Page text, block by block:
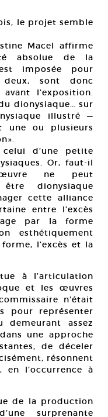
le projet semble
Macel affirme
absolue de la
imposée pour
deux, sont donc
l’exposition.
dionysiaque… sur
illustré —
une ou plusieurs
d’une petite
Or, faut-il
ne peut
dionysiaque
cette alliance
entre l’excès
par la forme
esthétiquement
l’excès et la
à l’articulation
et les œuvres
n’était
pour représenter
demeurant assez
une approche
de déceler
résonnent
en l’occurrence à
de la production
surprenante